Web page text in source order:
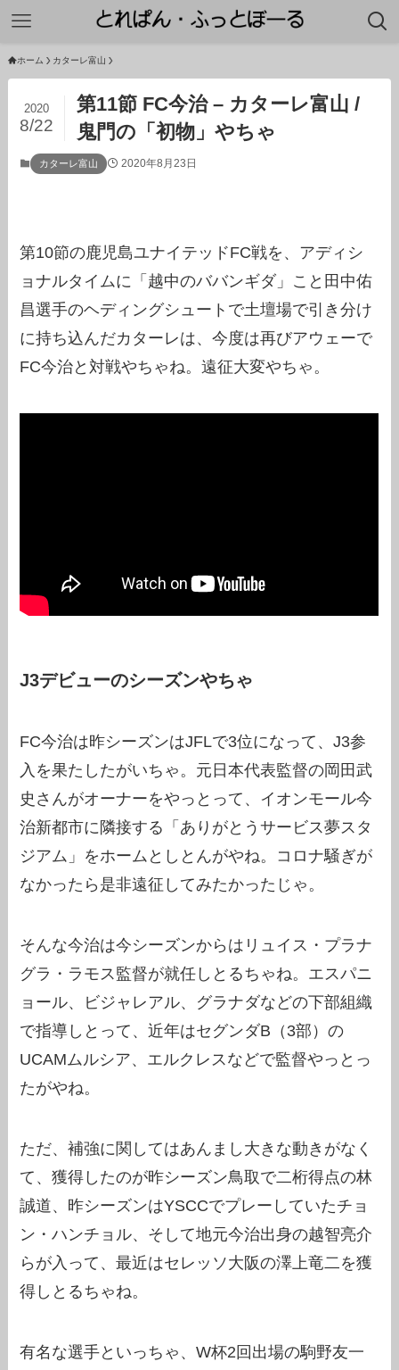
ホーム カターレ富山
第11節 FC今治 – カターレ富山 /
鬼門の「初物」やちゃ
2020
8/22
カターレ富山 2020年8月23日
第10節の鹿児島ユナイテッドFC戦を、アディシ
ョナルタイムに「越中のババンギダ」こと田中佑
昌選手のヘディングシュートで土壇場で引き分け
に持ち込んだカターレは、今度は再びアウェーで
FC今治と対戦やちゃね。遠征大変やちゃ。
J3デビューのシーズンやちゃ
FC今治は昨シーズンはJFLで3位になって、J3参
入を果たしたがいちゃ。元日本代表監督の岡田武
史さんがオーナーをやっとって、イオンモール今
治新都市に隣接する「ありがとうサービス夢スタ
ジアム」をホームとしとんがやね。コロナ騒ぎが
なかったら是非遠征してみたかったじゃ。
そんな今治は今シーズンからはリュイス・プラナ
グラ・ラモス監督が就任しとるちゃね。エスパニ
ョール、ビジャレアル、グラナダなどの下部組織
で指導しとって、近年はセグンダB（3部）の
UCAMムルシア、エルクレスなどで監督やっとっ
たがやね。
ただ、補強に関してはあんまし大きな動きがなく
て、獲得したのが昨シーズン鳥取で二桁得点の林
誠道、昨シーズンはYSCCでプレーしていたチョ
ン・ハンチョル、そして地元今治出身の越智亮介
らが入って、最近はセレッソ大阪の澤上竜二を獲
得しとるちゃね。
有名な選手といっちゃ、W杯2回出場の駒野友一